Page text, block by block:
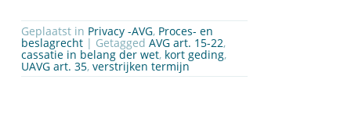
Geplaatst in Privacy -AVG, Proces- en
beslagrecht | Getagged AVG art. 15-22,
cassatie in belang der wet, kort geding,
UAVG art. 35, verstrijken termijn